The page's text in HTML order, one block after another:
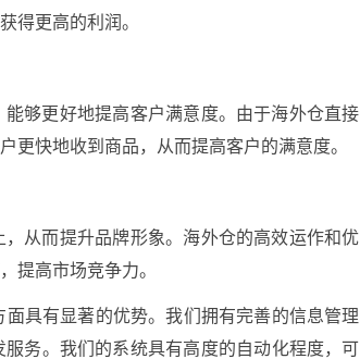
得更高的利润。
够更好地提高客户满意度。由于海外仓直接
更快地收到商品，从而提高客户的满意度。
从而提升品牌形象。海外仓的高效运作和优
提高市场竞争力。
具有显著的优势。我们拥有完善的信息管理
务。我们的系统具有高度的自动化程度，可